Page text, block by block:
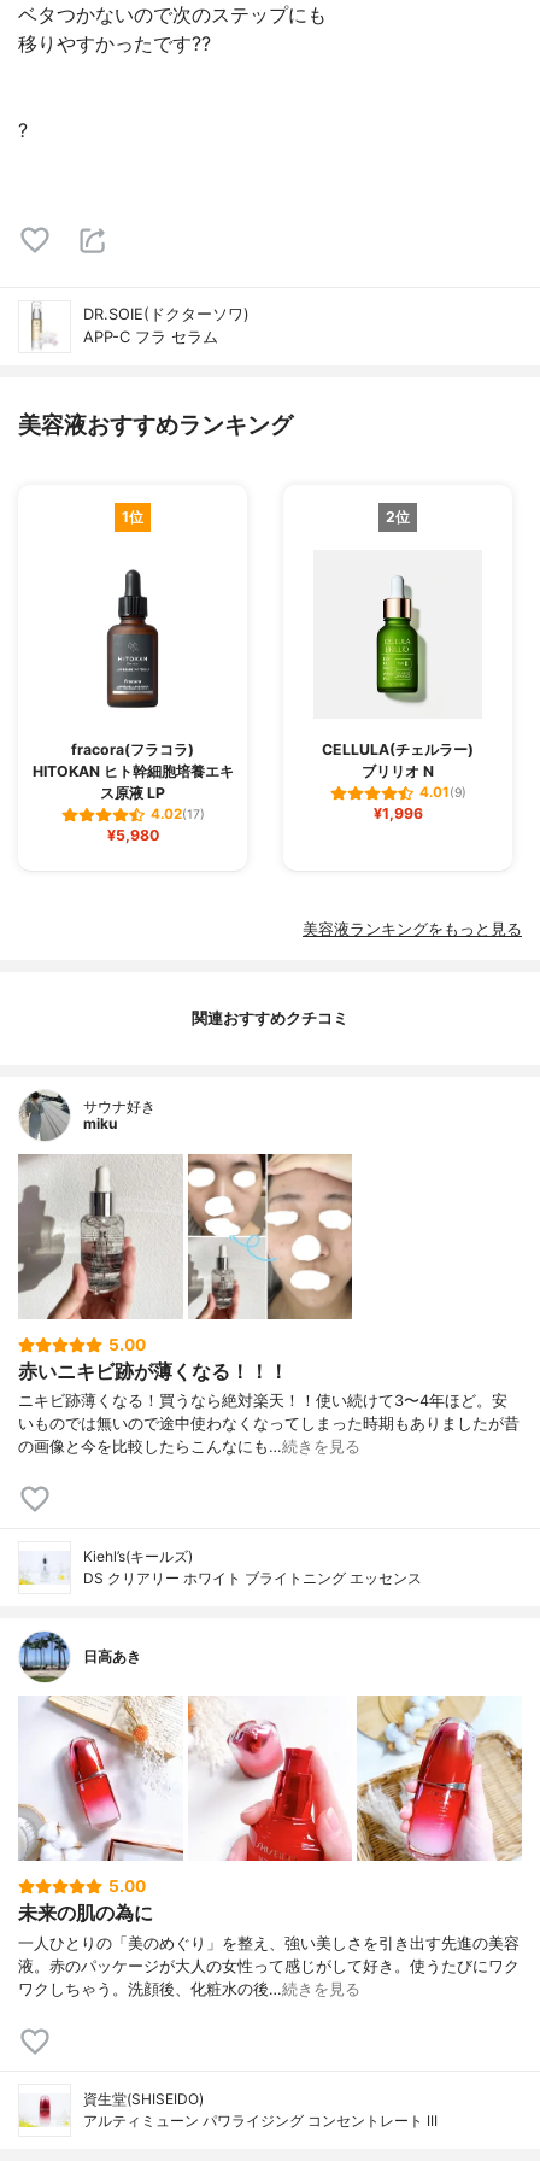
ベタつかないので次のステップにも
移りやすかったです??
?
DR.SOIE(ドクターソワ)
APP-C フラ セラム
美容液おすすめランキング
1位
fracora(フラコラ)
HITOKAN ヒト幹細胞培養エキ
ス原液 LP
4.02(17)
¥5,980
2位
CELLULA(チェルラー)
ブリリオ N
4.01(9)
¥1,996
美容液ランキングをもっと見る
関連おすすめクチコミ
サウナ好き
miku
5.00
赤いニキビ跡が薄くなる！！！
ニキビ跡薄くなる！買うなら絶対楽天！！使い続けて3〜4年ほど。安
いものでは無いので途中使わなくなってしまった時期もありましたが昔
の画像と今を比較したらこんなにも…続きを見る
Kiehl’s(キールズ)
DS クリアリー ホワイト ブライトニング エッセンス
日高あき
5.00
未来の肌の為に
一人ひとりの「美のめぐり」を整え、強い美しさを引き出す先進の美容
液。赤のパッケージが大人の女性って感じがして好き。使うたびにワク
ワクしちゃう。洗顔後、化粧水の後…続きを見る
資生堂(SHISEIDO)
アルティミューン パワライジング コンセントレート III